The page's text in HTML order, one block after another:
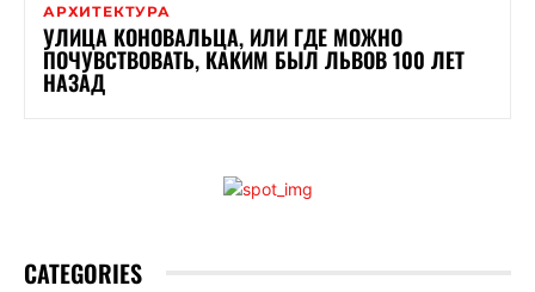
АРХИТЕКТУРА
УЛИЦА КОНОВАЛЬЦА, ИЛИ ГДЕ МОЖНО
ПОЧУВСТВОВАТЬ, КАКИМ БЫЛ ЛЬВОВ 100 ЛЕТ
НАЗАД
CATEGORIES